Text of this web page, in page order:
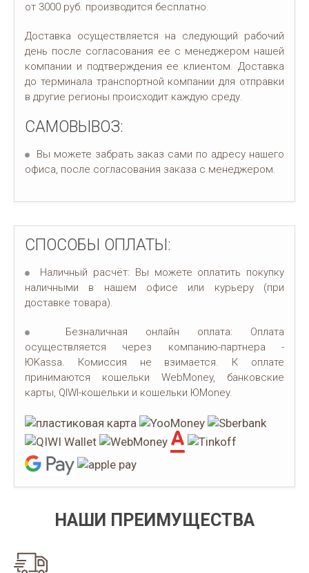
от 3000 руб. производится бесплатно.
Доставка осуществляется на следующий рабочий
день после согласования ее с менеджером нашей
компании и подтверждения ее клиентом. Доставка
до терминала транспортной компании для отправки
в другие регионы происходит каждую среду.
САМОВЫВОЗ:
Вы можете забрать заказ сами по адресу нашего
офиса, после согласования заказа с менеджером.
СПОСОБЫ ОПЛАТЫ:
Наличный расчёт: Вы можете оплатить покупку
наличными в нашем офисе или курьеру (при
доставке товара).
Безналичная онлайн оплата: Оплата
осуществляется через компанию-партнера -
ЮKassa. Комиссия не взимается. К оплате
принимаются кошельки WebMoney, банковские
карты, QIWI-кошельки и кошельки ЮMoney.
НАШИ ПРЕИМУЩЕСТВА